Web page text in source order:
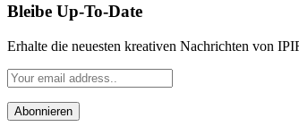
Bleibe Up-To-Date
Erhalte die neuesten kreativen Nachrichten von